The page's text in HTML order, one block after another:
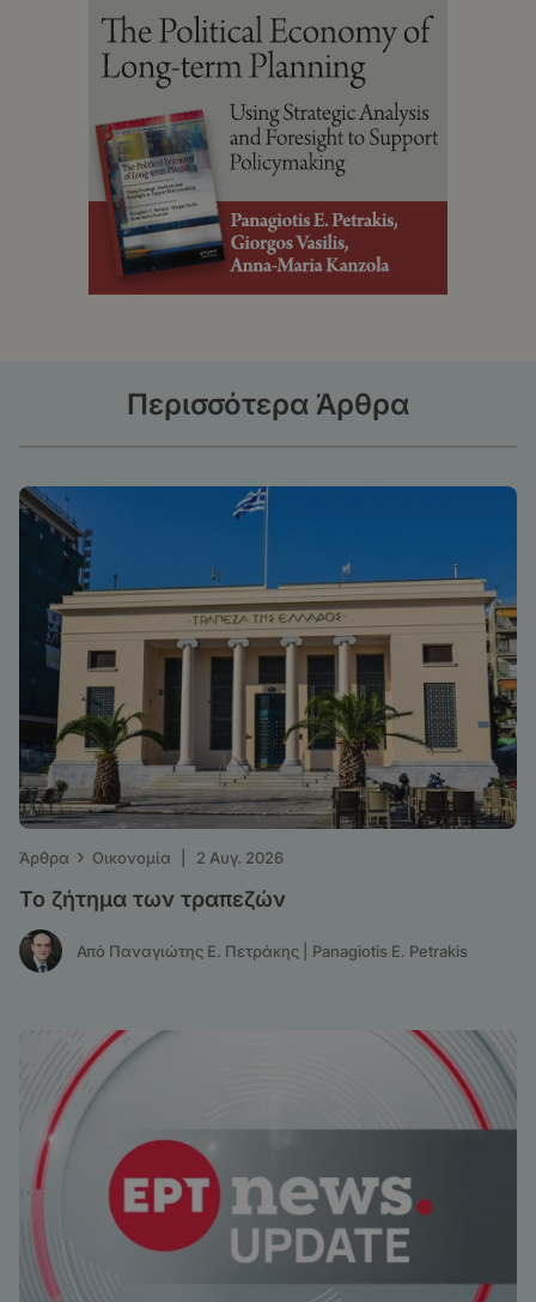
Περισσότερα Άρθρα
Άρθρα › Οικονομία 2 Αυγ. 2026
Το ζήτημα των τραπεζών
Από Παναγιώτης Ε. Πετράκης | Panagiotis E. Petrakis